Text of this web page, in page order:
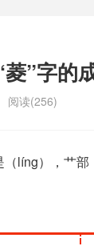
”字的
阅读(256)
líng），艹